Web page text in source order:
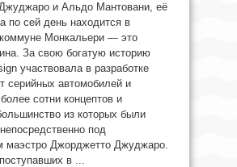
и Альдо Мантовани, её
по сей день находится в
коммуне Монкальери — это
За свою богатую историю
участвовала в разработке
серийных автомобилей и
сотни концептов и
из которых были
под
маэстро Джорджетто Джуджаро.
в ...